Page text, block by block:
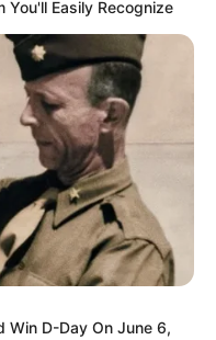
You'll Easily Recognize
Win D-Day On June 6,